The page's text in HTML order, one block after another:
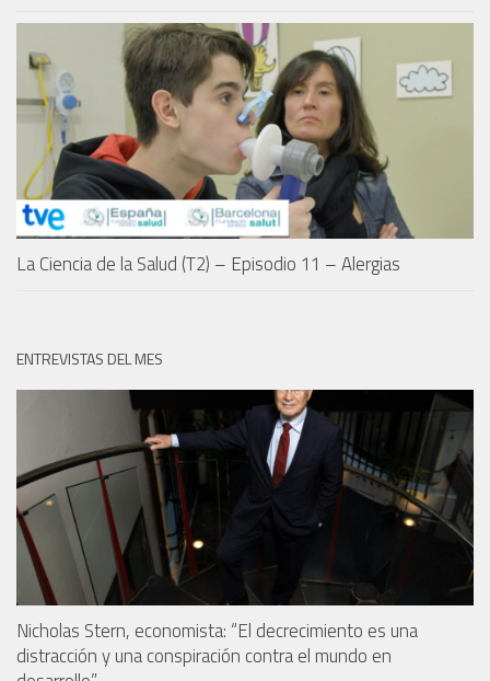
La Ciencia de la Salud (T2) – Episodio 11 – Alergias
ENTREVISTAS DEL MES
Nicholas Stern, economista: “El decrecimiento es una
distracción y una conspiración contra el mundo en